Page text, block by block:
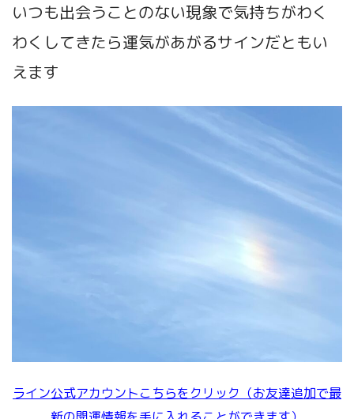
いつも出会うことのない現象で気持ちがわく
わくしてきたら運気があがるサインだともい
えます
ライン公式アカウントこちらをクリック（お友達追加で最